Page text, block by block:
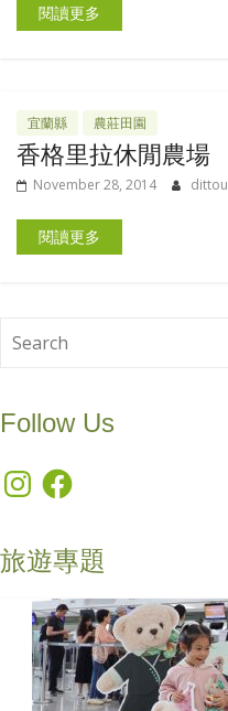
閱讀更多
宜蘭縣 農莊田園
香格里拉休閒農場
November 28, 2014 dittou
閱讀更多
Follow Us
InstagramFacebook
旅遊專題